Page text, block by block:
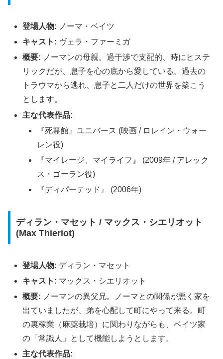
登場人物: ノーマ・ベイツ
キャスト: ヴェラ・ファーミガ
概要: ノーマンの母親。過干渉で支配的、時にヒステ
リックだが、息子を心の底から愛している。過去の
トラウマから逃れ、息子と二人だけの世界を築こう
とします。
主な代表作品:
『死霊館』ユニバース (映画 / ロレイン・ウォー
レン役)
『マイレージ、マイライフ』 (2009年 / アレック
ス・ゴーラン役)
『ディパーテッド』 (2006年)
ディラン・マセット / マックス・シエリオット
(Max Thieriot)
登場人物: ディラン・マセット
キャスト: マックス・シエリオット
概要: ノーマンの異父兄。ノーマとの関係が悪く家を
出ていましたが、弟を心配して町にやって来る。町
の裏稼業（麻薬栽培）に関わりながらも、ベイツ家
の「常識人」として機能しようとします。
主な代表作品: